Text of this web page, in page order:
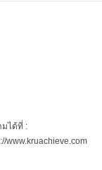
ได้ที่ :
www.kruachieve.com